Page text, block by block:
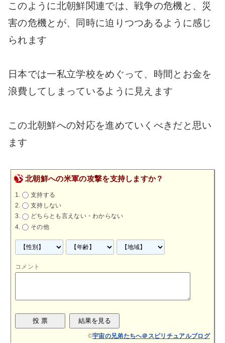
このように北朝鮮関連では、戦争の危機と、災
害の危機とが、同時に迫りつつあるように感じ
られます
日本では一私立学校をめぐって、時間とお金を
浪費してしまっているように見えます
この北朝鮮への対応を進めていくべきだと思い
ます
北朝鮮への米軍の攻撃を支持しますか？
支持する
支持しない
どちらとも言えない・わからない
その他
コメント
©宇宙の兄弟たちへ＠スピリチュアルブログ